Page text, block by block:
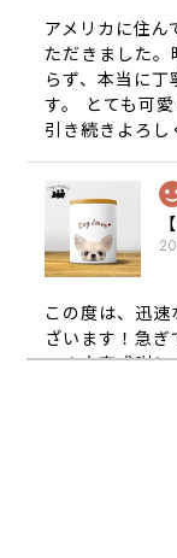
アメリカに住ん
ただきました
らず、本当に
す。 とても可
引き続きよろし
この度は、迅
ざいます！急
でき大変感謝